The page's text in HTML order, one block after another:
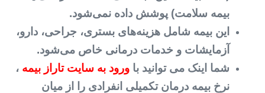
بیمه سلامت) پوشش داده نمی‌شود.
این بیمه شامل هزینه‌های بستری، جراحی، دارو،
آزمایشات و خدمات درمانی خاص می‌شود.
شما اینک می توانید با ورود به سایت تاراز بیمه ،
نرخ بیمه درمان تکمیلی انفرادی را از میان